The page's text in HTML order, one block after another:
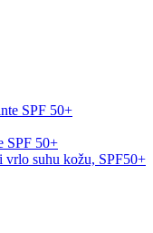
SPF 50+
vrlo suhu kožu, SPF50+